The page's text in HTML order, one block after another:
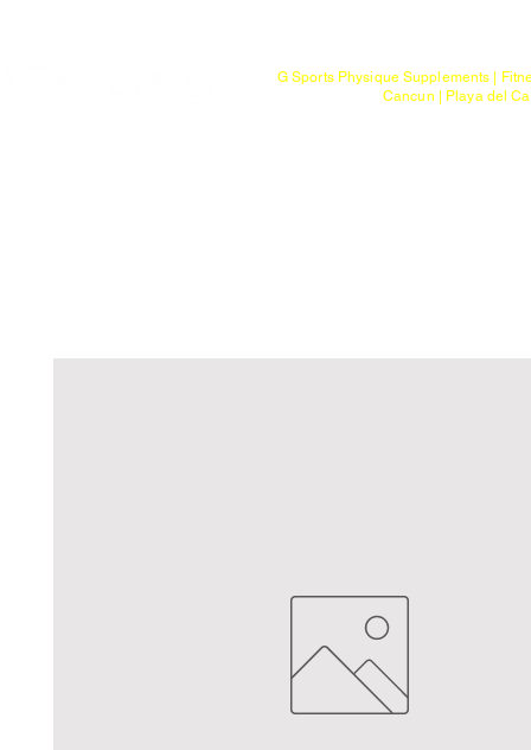
G Sports Physique Supplements |
Cancun | Playa del